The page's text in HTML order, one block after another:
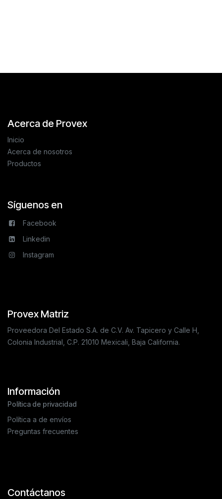
Acerca de Provex
Inicio
Acerca de nosotros
Productos
Síguenos en
Facebook
Linkedin
Instagram
Provex Matriz
Proveedora Del Estado S.A. de C.V. Av. Tapicero y Calle H,
Colonia Industrial, C.P. 21010 Mexicali, Baja California.
Información
Política de privacidad
Política a de envíos
Preguntas frecuentes
Contáctanos